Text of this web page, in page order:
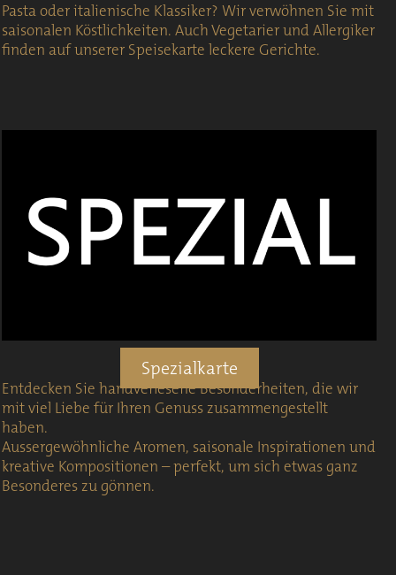
Pasta oder italienische Klassiker? Wir verwöhnen Sie mit
saisonalen Köstlichkeiten. Auch Vegetarier und Allergiker
finden auf unserer Speisekarte leckere Gerichte.
Spezialkarte
Entdecken Sie handverlesene Besonderheiten, die wir
mit viel Liebe für Ihren Genuss zusammengestellt
haben.
Aussergewöhnliche Aromen, saisonale Inspirationen und
kreative Kompositionen – perfekt, um sich etwas ganz
Besonderes zu gönnen.